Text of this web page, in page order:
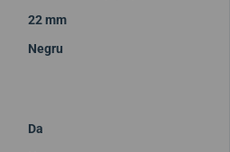
22 mm
Negru
Da